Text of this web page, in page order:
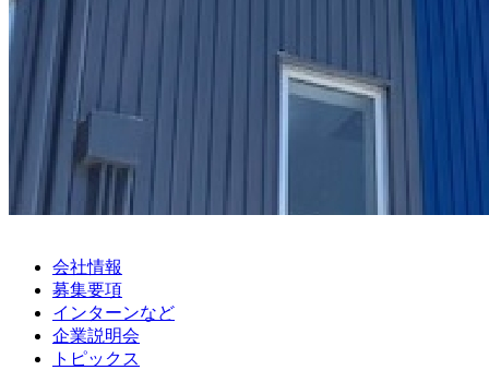
会社情報
募集要項
インターンなど
企業説明会
トピックス